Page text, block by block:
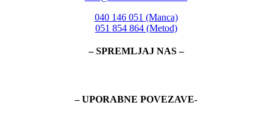
040 146 051 (Manca)
051 854 864 (Metod)
– SPREMLJAJ NAS –
– UPORABNE POVEZAVE-